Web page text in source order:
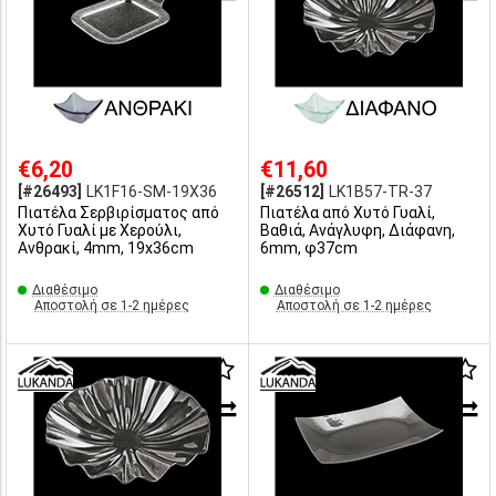
€6,20
[#26493]
LK1F16-SM-19X36
Πιατέλα Σερβιρίσματος από
Χυτό Γυαλί με Χερούλι,
Ανθρακί, 4mm, 19x36cm
Διαθέσιμο
Αποστολή σε 1-2 ημέρες
€11,60
[#26512]
LK1B57-TR-37
Πιατέλα από Χυτό Γυαλί,
Βαθιά, Ανάγλυφη, Διάφανη,
6mm, φ37cm
Διαθέσιμο
Αποστολή σε 1-2 ημέρες